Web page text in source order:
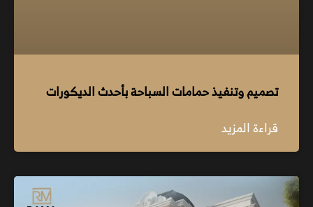
تصميم وتنفيذ حمامات السباحة بأحدث الديكورات
قراءة المزيد